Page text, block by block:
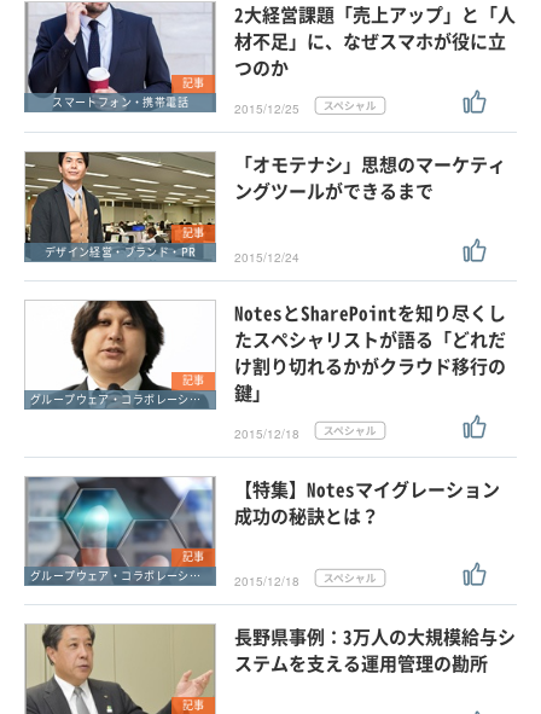
記事
スマートフォン・携帯電話
2大経営課題「売上アップ」と「人
材不足」に、なぜスマホが役に立
つのか
2015/12/25
記事
デザイン経営・ブランド・PR
「オモテナシ」思想のマーケティ
ングツールができるまで
2015/12/24
記事
グループウェア・コラボレーション
NotesとSharePointを知り尽くし
たスペシャリストが語る「どれだ
け割り切れるかがクラウド移行の
鍵」
2015/12/18
記事
グループウェア・コラボレーション
【特集】Notesマイグレーション
成功の秘訣とは？
2015/12/18
記事
長野県事例：3万人の大規模給与シ
ステムを支える運用管理の勘所